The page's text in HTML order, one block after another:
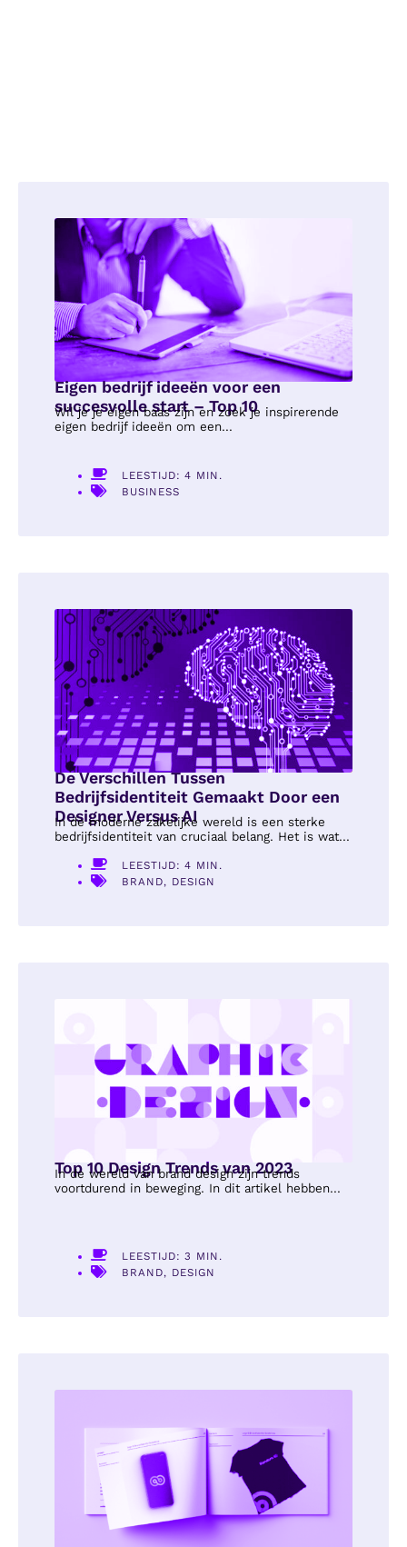
Eigen bedrijf ideeën voor een
succesvolle start – Top 10
Wil je je eigen baas zijn en zoek je inspirerende
eigen bedrijf ideeën om een...
LEESTIJD: 4 MIN.
BUSINESS
De Verschillen Tussen
Bedrijfsidentiteit Gemaakt Door een
Designer Versus AI
In de moderne zakelijke wereld is een sterke
bedrijfsidentiteit van cruciaal belang. Het is wat...
LEESTIJD: 4 MIN.
BRAND, DESIGN
Top 10 Design Trends van 2023
In de wereld van brand design zijn trends
voortdurend in beweging. In dit artikel hebben...
LEESTIJD: 3 MIN.
BRAND, DESIGN